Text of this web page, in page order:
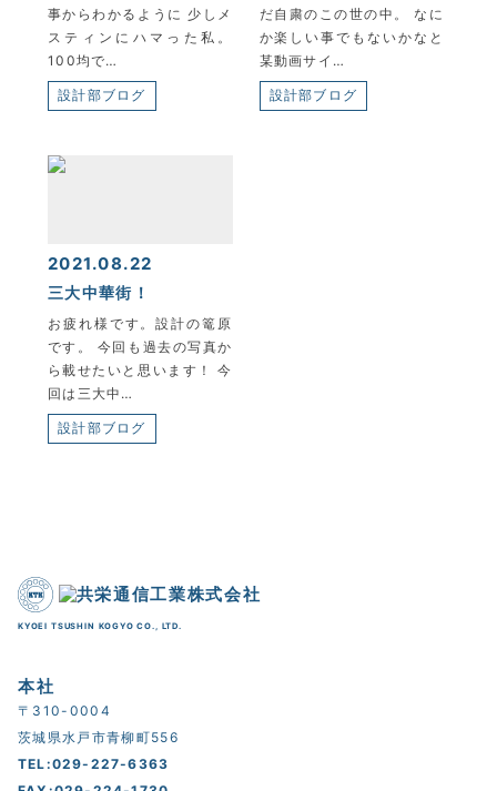
事からわかるように 少しメ
スティンにハマった私。
100均で…
設計部ブログ
だ自粛のこの世の中。 なに
か楽しい事でもないかなと
某動画サイ…
設計部ブログ
2021.08.22
三大中華街！
お疲れ様です。設計の篭原
です。 今回も過去の写真か
ら載せたいと思います！ 今
回は三大中…
設計部ブログ
KYOEI TSUSHIN KOGYO CO., LTD.
本社
〒310-0004
茨城県水戸市青柳町556
TEL:029-227-6363